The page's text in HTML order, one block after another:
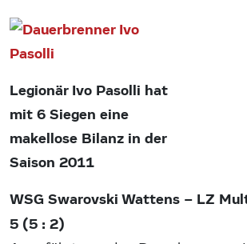
Legionär Ivo Pasolli hat
mit 6 Siegen eine
makellose Bilanz in der
Saison 2011
WSG Swarovski Wattens – LZ
5 (5 : 2)